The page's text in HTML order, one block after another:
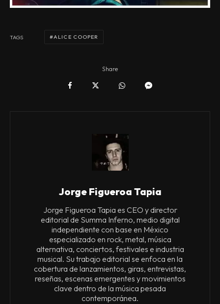
TAGS ALICE COOPER
Share
Jorge Figueroa Tapia
Jorge Figueroa Tapia es CEO y director
editorial de Summa Inferno, medio digital
independiente con base en México
especializado en rock, metal, música
alternativa, conciertos, festivales e industria
musical. Su trabajo editorial se enfoca en la
cobertura de lanzamientos, giras, entrevistas,
reseñas, escenas emergentes y movimientos
clave dentro de la música pesada
contemporánea.